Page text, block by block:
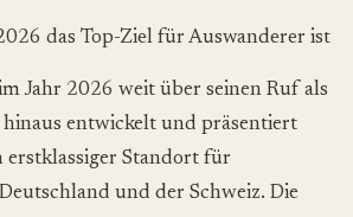
das Top-Ziel für Auswanderer ist
Jahr 2026 weit über seinen Ruf als
entwickelt und präsentiert
erstklassiger Standort für
und der Schweiz. Die